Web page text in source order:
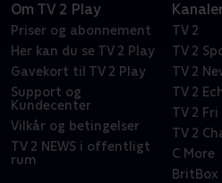
Om TV 2 Play
Priser og abonnement
Her kan du se TV 2 Play
Gavekort til TV 2 Play
Support og
Kundecenter
Vilkår og betingelser
TV 2 NEWS i offentligt
rum
TV 2
TV 2
TV 2
TV 2
TV 2 Fri
TV 2
C More
BritBox